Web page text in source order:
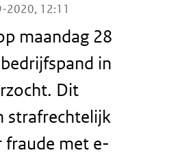
2020, 12:11
maandag 28
in
Dit
strafrechtelijk
fraude met e-